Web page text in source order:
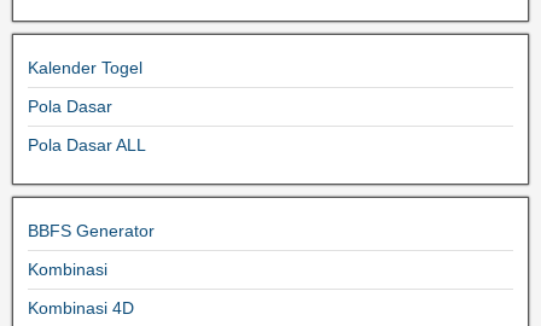
Kalender Togel
Pola Dasar
Pola Dasar ALL
BBFS Generator
Kombinasi
Kombinasi 4D